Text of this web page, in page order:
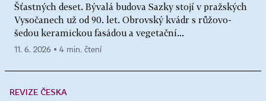
Šťastných deset. Bývalá budova Sazky stojí v pražských
Vysočanech už od 90. let. Obrovský kvádr s růžovo-
šedou keramickou fasádou a vegetační...
11. 6. 2026 ▪ 4 min. čtení
REVIZE ČESKA